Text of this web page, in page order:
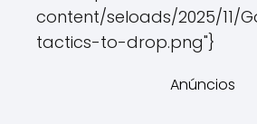
content/seloads/2025/11/
tactics-to-drop.png"}
Anúncios